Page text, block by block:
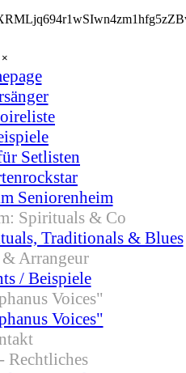
×
▼
Setlisten
Seniorenheim
Spirituals & Co
Traditionals & Blues
Arrangeur▼
/ Beispiele
Voices"
Voices"
Rechtliches